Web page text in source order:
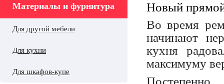
Материалы и фурнитура
Для другой мебели
Для кухни
Для шкафов-купе
Новый
Во время
начинают
кухня
максимуму
Постепенно